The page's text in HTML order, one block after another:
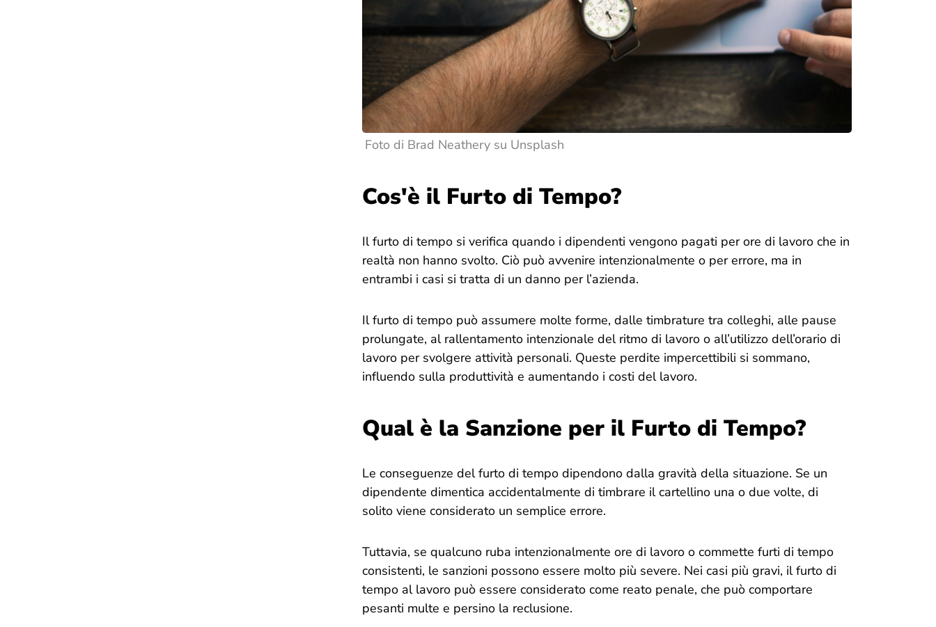
Foto di Brad Neathery su Unsplash
Cos'è il Furto di Tempo?
Il furto di tempo si verifica quando i dipendenti vengono pagati per ore di lavoro che in
realtà non hanno svolto. Ciò può avvenire intenzionalmente o per errore, ma in
entrambi i casi si tratta di un danno per l’azienda.
Il furto di tempo può assumere molte forme, dalle timbrature tra colleghi, alle pause
prolungate, al rallentamento intenzionale del ritmo di lavoro o all’utilizzo dell’orario di
lavoro per svolgere attività personali. Queste perdite impercettibili si sommano,
influendo sulla produttività e aumentando i costi del lavoro.
Qual è la Sanzione per il Furto di Tempo?
Le conseguenze del furto di tempo dipendono dalla gravità della situazione. Se un
dipendente dimentica accidentalmente di timbrare il cartellino una o due volte, di
solito viene considerato un semplice errore.
Tuttavia, se qualcuno ruba intenzionalmente ore di lavoro o commette furti di tempo
consistenti, le sanzioni possono essere molto più severe. Nei casi più gravi, il furto di
tempo al lavoro può essere considerato come reato penale, che può comportare
pesanti multe e persino la reclusione.